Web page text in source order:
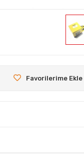
Favorilerime Ekle